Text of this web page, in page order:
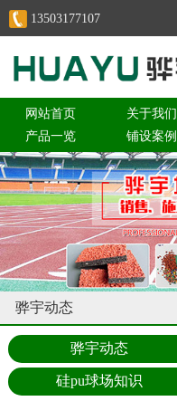
13503177107
网站首页 关于我们
产品一览
铺设案例
骅宇动态
骅宇动态
硅pu球场知识